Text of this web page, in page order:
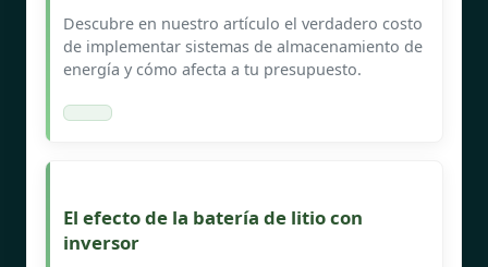
Descubre en nuestro artículo el verdadero costo
de implementar sistemas de almacenamiento de
energía y cómo afecta a tu presupuesto.
El efecto de la batería de litio con
inversor